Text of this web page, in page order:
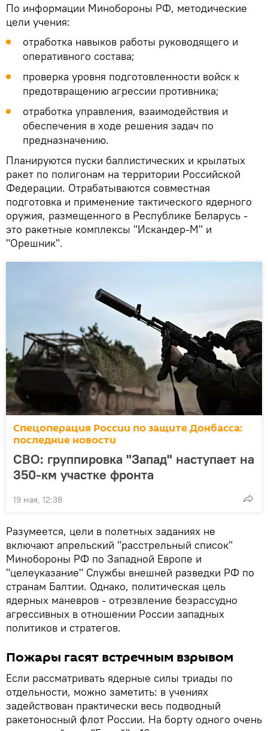
По информации Минобороны РФ, методические
цели учения:
отработка навыков работы руководящего и
оперативного состава;
проверка уровня подготовленности войск к
предотвращению агрессии противника;
отработка управления, взаимодействия и
обеспечения в ходе решения задач по
предназначению.
Планируются пуски баллистических и крылатых
ракет по полигонам на территории Российской
Федерации. Отрабатываются совместная
подготовка и применение тактического ядерного
оружия, размещенного в Республике Беларусь -
это ракетные комплексы "Искандер-М" и
"Орешник".
Спецоперация России по защите Донбасса:
последние новости
СВО: группировка "Запад" наступает на
350-км участке фронта
19 мая, 12:38
Разумеется, цели в полетных заданиях не
включают апрельский "расстрельный список"
Минобороны РФ по Западной Европе и
"целеуказание" Службы внешней разведки РФ по
странам Балтии. Однако, политическая цель
ядерных маневров - отрезвление безрассудно
агрессивных в отношении России западных
политиков и стратегов.
Пожары гасят встречным взрывом
Если рассматривать ядерные силы триады по
отдельности, можно заметить: в учениях
задействован практически весь подводный
ракетоносный флот России. На борту одного очень